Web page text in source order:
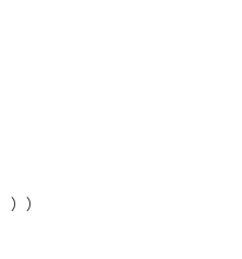
）